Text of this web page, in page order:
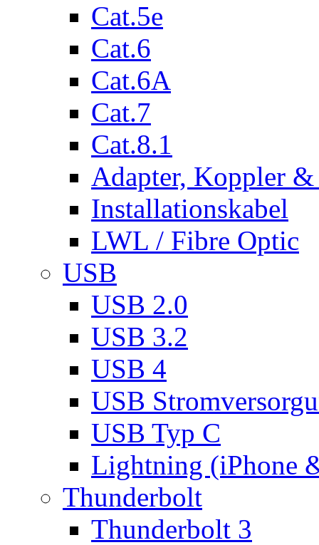
Cat.5e
Cat.6
Cat.6A
Cat.7
Cat.8.1
Adapter, Koppler &
Installationskabel
LWL / Fibre Optic
USB
USB 2.0
USB 3.2
USB 4
USB
USB Typ C
Lightning (iPhone
Thunderbolt
Thunderbolt 3